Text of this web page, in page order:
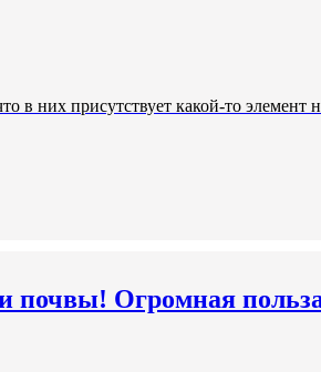
них присутствует какой-то элемент
почвы! Огромная